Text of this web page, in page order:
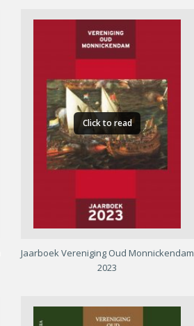
Click to read
Jaarboek Vereniging Oud Monnickendam
2023